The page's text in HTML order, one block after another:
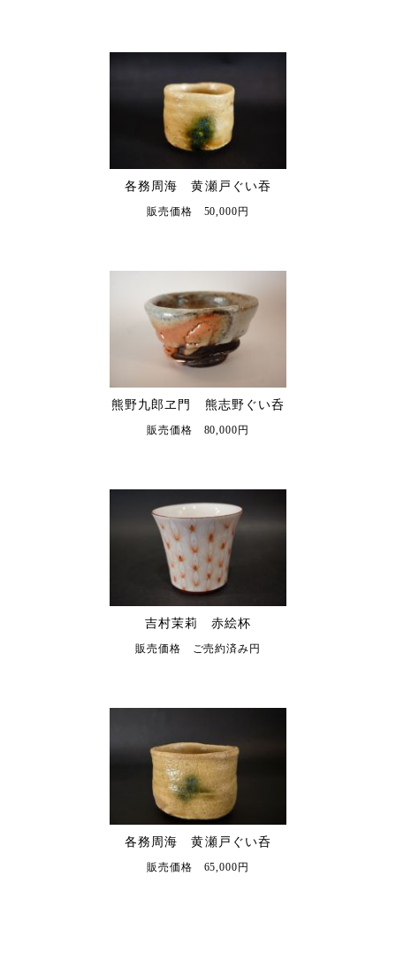
各務周海 黄瀬戸ぐい吞
販売価格 50,000円
熊野九郎ヱ門 熊志野ぐい呑
販売価格 80,000円
吉村茉莉 赤絵杯
販売価格 ご売約済み円
各務周海 黄瀬戸ぐい呑
販売価格 65,000円